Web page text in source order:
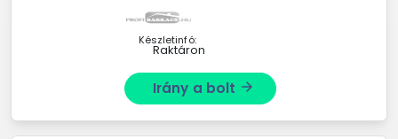
Készletinfó:
Raktáron
Irány a bolt arrow_forward